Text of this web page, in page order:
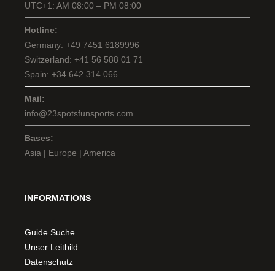
UTC+1: AM 08:00 – PM 08:00
Hotline:
Germany: +49 7451 6189996
Switzerland: +41 56 588 01 71
Spain: +34 642 314 066
Mail:
info@23spotsfunsports.com
Bases:
Asia | Europe | America
INFORMATIONS
Guide Suche
Unser Leitbild
Datenschutz